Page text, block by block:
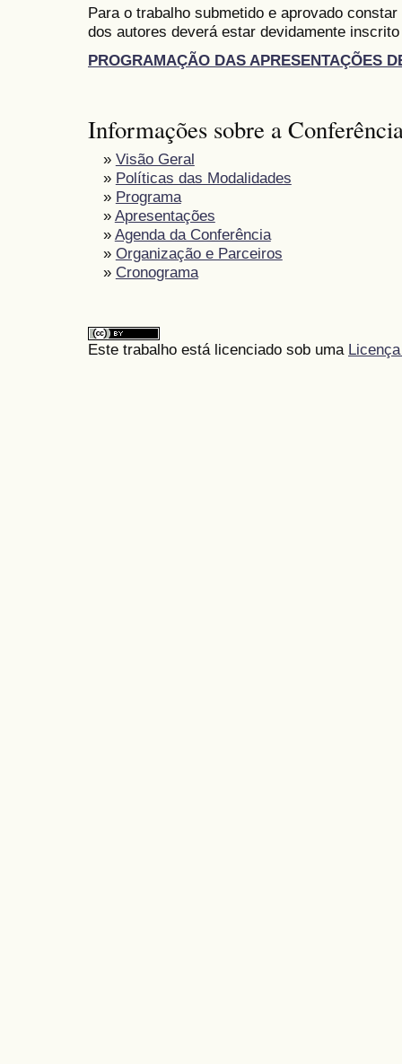
Para o trabalho submetido e aprovado
dos autores deverá estar devidamente
PROGRAMAÇÃO DAS APRESENTAÇÕES
Informações sobre a
» Visão Geral
» Políticas das Modalidades
» Programa
» Apresentações
» Agenda da Conferência
» Organização e Parceiros
» Cronograma
Este trabalho está licenciado sob uma